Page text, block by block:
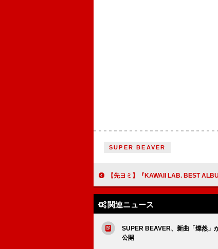
SUPER BEAVER
【先ヨミ】『KAWAII LAB. BEST ALBUM』が13.3万枚で首位走行中
関連ニュース
SUPER BEAVER、新曲「燦然」
公開